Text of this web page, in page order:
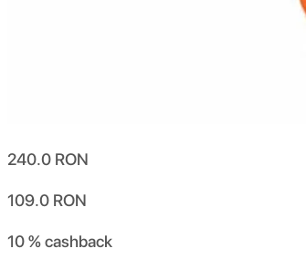
240.0 RON
109.0 RON
10 %cashback